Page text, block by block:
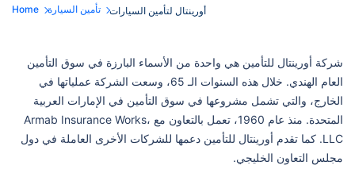
Home تأمين السيارة أورينتال لتأمين السيارات
شركة أورينتال للتأمين هي واحدة من الأسماء البارزة في سوق التأمين
العام الهندي. خلال هذه السنوات الـ 65، وسعت الشركة عملياتها في
الخارج، والتي تشمل مشروعها في سوق التأمين في الإمارات العربية
المتحدة. منذ عام 1960، تعمل بالتعاون مع Armab Insurance Works،
LLC. كما تقدم أورينتال للتأمين دعمها للشركات الأخرى العاملة في دول
مجلس التعاون الخليجي.